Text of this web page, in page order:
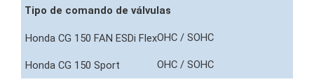
Tipo de comando de válvulas
OHC / SOHC
OHC / SOHC